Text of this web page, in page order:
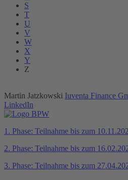
S
T
U
V
W
X
Y
Z
Martin Jatzkowski Iuventa Finance
LinkedIn
1. Phase: Teilnahme bis zum
2. Phase: Teilnahme bis zum
3. Phase: Teilnahme bis zum